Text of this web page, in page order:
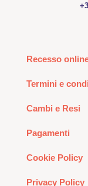
Recesso
Termini e
Cambi e Resi
Pagamenti
Cookie Policy
Privacy Policy